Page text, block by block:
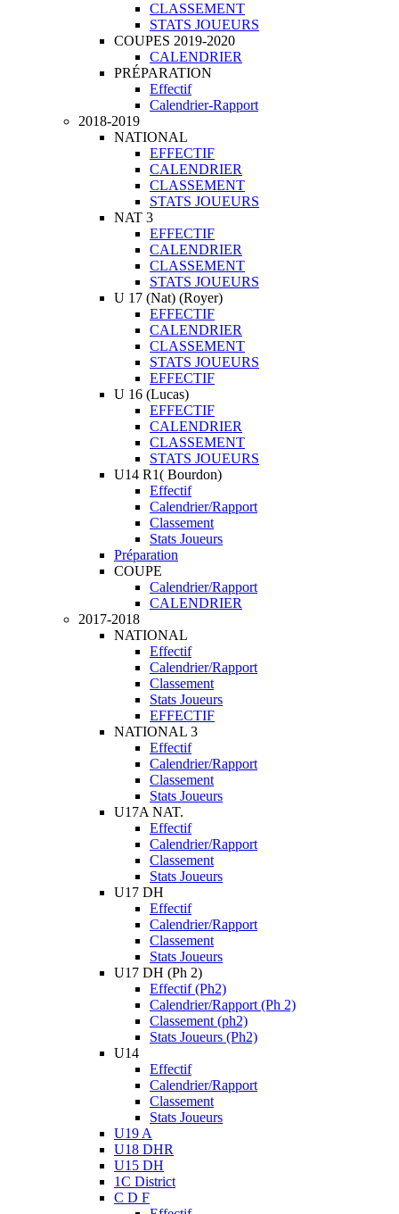
CLASSEMENT
STATS JOUEURS
COUPES 2019-2020
CALENDRIER
PRÉPARATION
Effectif
Calendrier-Rapport
2018-2019
NATIONAL
EFFECTIF
CALENDRIER
CLASSEMENT
STATS JOUEURS
NAT 3
EFFECTIF
CALENDRIER
CLASSEMENT
STATS JOUEURS
U 17 (Nat) (Royer)
EFFECTIF
CALENDRIER
CLASSEMENT
STATS JOUEURS
EFFECTIF
U 16 (Lucas)
EFFECTIF
CALENDRIER
CLASSEMENT
STATS JOUEURS
U14 R1( Bourdon)
Effectif
Calendrier/Rapport
Classement
Stats Joueurs
Préparation
COUPE
Calendrier/Rapport
CALENDRIER
2017-2018
NATIONAL
Effectif
Calendrier/Rapport
Classement
Stats Joueurs
EFFECTIF
NATIONAL 3
Effectif
Calendrier/Rapport
Classement
Stats Joueurs
U17A NAT.
Effectif
Calendrier/Rapport
Classement
Stats Joueurs
U17 DH
Effectif
Calendrier/Rapport
Classement
Stats Joueurs
U17 DH (Ph 2)
Effectif (Ph2)
Calendrier/Rapport (Ph 2)
Classement (ph2)
Stats Joueurs (Ph2)
U14
Effectif
Calendrier/Rapport
Classement
Stats Joueurs
U19 A
U18 DHR
U15 DH
1C District
C D F